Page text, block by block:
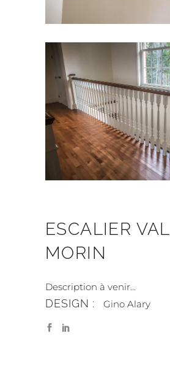
ESCALIER VAL
MORIN
Description à venir…
DESIGN : Gino Alary